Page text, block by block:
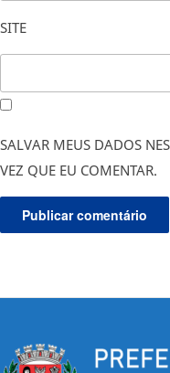
SITE
SALVAR MEUS DADOS
VEZ QUE EU COMENTAR.